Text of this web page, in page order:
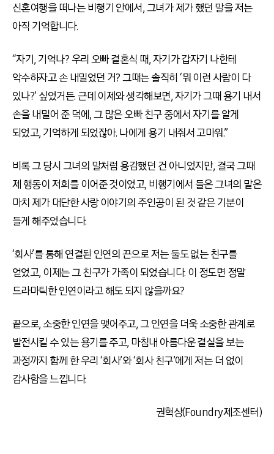
신혼여행을 떠나는 비행기 안에서, 그녀가 제가 했던 말을 저는
아직 기억합니다.
“자기, 기억나? 우리 오빠 결혼식 때, 자기가 갑자기 나한테
악수하자고 손 내밀었던 거? 그때는 솔직히 ‘뭐 이런 사람이 다
있나?’ 싶었거든. 근데 이제와 생각해보면, 자기가 그때 용기 내서
손을 내밀어 준 덕에, 그 많은 오빠 친구 중에서 자기를 알게
되었고, 기억하게 되었잖아. 나에게 용기 내줘서 고마워.”
비록 그 당시 그녀의 말처럼 용감했던 건 아니었지만, 결국 그때
제 행동이 저희를 이어준 것이었고, 비행기에서 들은 그녀의 말은
마치 제가 대단한 사랑 이야기의 주인공이 된 것 같은 기분이
들게 해주었습니다.
‘회사’를 통해 연결된 인연의 끈으로 저는 둘도 없는 친구를
얻었고, 이제는 그 친구가 가족이 되었습니다. 이 정도면 정말
드라마틱한 인연이라고 해도 되지 않을까요?
끝으로, 소중한 인연을 맺어주고, 그 인연을 더욱 소중한 관계로
발전시킬 수 있는 용기를 주고, 마침내 아름다운 결실을 보는
과정까지 함께 한 우리 ‘회사’와 ‘회사 친구’에게 저는 더 없이
감사함을 느낍니다.
권혁상(Foundry제조센터)